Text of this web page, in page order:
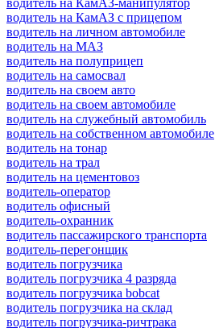
водитель на КамАЗ с прицепом
водитель на личном автомобиле
водитель на МАЗ
водитель на полуприцеп
водитель на самосвал
водитель на своем авто
водитель на своем автомобиле
водитель на служебный автомобиль
водитель на собственном автомобиле
водитель на тонар
водитель на трал
водитель на цементовоз
водитель-оператор
водитель офисный
водитель-охранник
водитель пассажирского транспорта
водитель-перегонщик
водитель погрузчика
водитель погрузчика 4 разряда
водитель погрузчика bobcat
водитель погрузчика на склад
водитель погрузчика-ричтрака